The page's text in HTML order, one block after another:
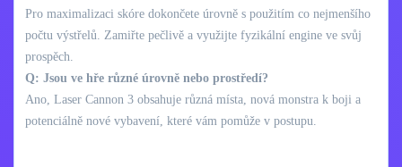
Pro maximalizaci skóre dokončete úrovně s použitím co nejmenšího
počtu výstřelů. Zamiřte pečlivě a využijte fyzikální engine ve svůj
prospěch.
Q: Jsou ve hře různé úrovně nebo prostředí?
Ano, Laser Cannon 3 obsahuje různá místa, nová monstra k boji a
potenciálně nové vybavení, které vám pomůže v postupu.